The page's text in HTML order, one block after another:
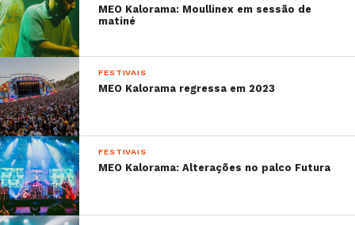
o que ele faz com as
canções.
MEO Kalorama: Moullinex em sessão de
matiné
FESTIVAIS
MEO Kalorama regressa em 2023
FESTIVAIS
MEO Kalorama: Alterações no palco Futura